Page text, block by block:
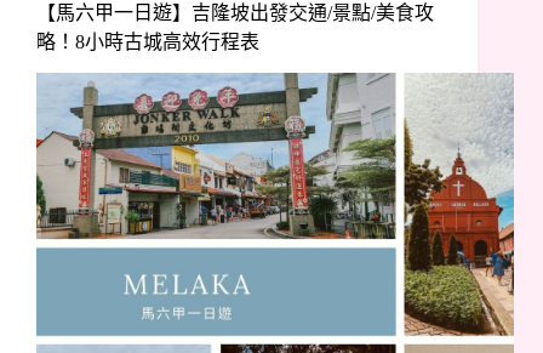
【馬六甲一日遊】吉隆坡出發交通/景點/美食攻
略！8小時古城高效行程表